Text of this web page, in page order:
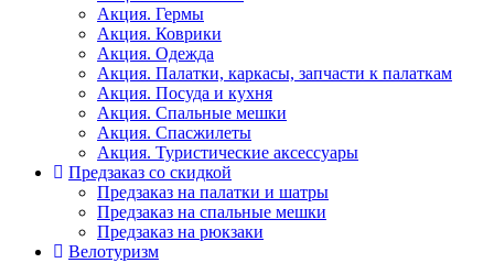
Акция. Гермы
Акция. Коврики
Акция. Одежда
Акция. Палатки, каркасы, запчасти к палаткам
Акция. Посуда и кухня
Акция. Спальные мешки
Акция. Спасжилеты
Акция. Туристические аксессуары
Предзаказ со скидкой
Предзаказ на палатки и шатры
Предзаказ на спальные мешки
Предзаказ на рюкзаки
Велотуризм